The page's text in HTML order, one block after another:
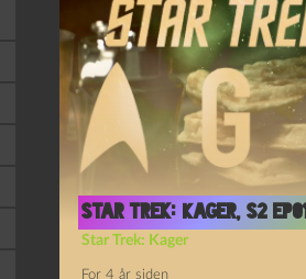
Star Trek: Kager, S2 Ep01
Star Trek: Kager
For 4 år siden